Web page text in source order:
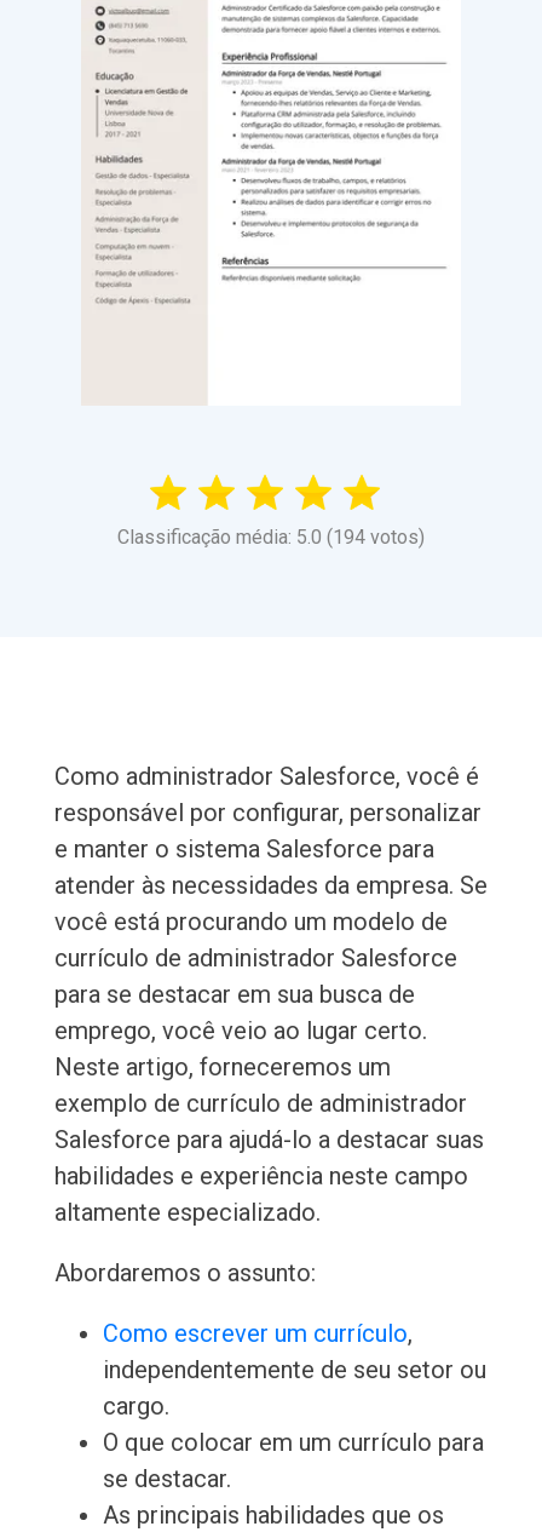
Classificação média: 5.0 (194 votos)
Como administrador Salesforce, você é
responsável por configurar, personalizar
e manter o sistema Salesforce para
atender às necessidades da empresa. Se
você está procurando um modelo de
currículo de administrador Salesforce
para se destacar em sua busca de
emprego, você veio ao lugar certo.
Neste artigo, forneceremos um
exemplo de currículo de administrador
Salesforce para ajudá-lo a destacar suas
habilidades e experiência neste campo
altamente especializado.
Abordaremos o assunto:
Como escrever um currículo,
independentemente de seu setor ou
cargo.
O que colocar em um currículo para
se destacar.
As principais habilidades que os